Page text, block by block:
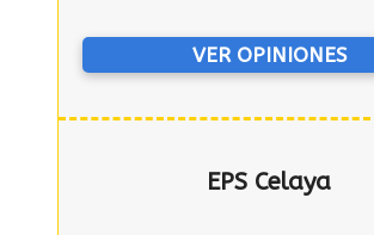
VER OPINIONES
EPS Celaya